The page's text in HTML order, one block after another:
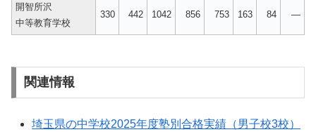
開智所沢
中等教育学校
330 442 1042 856 753 163 84 —
関連情報
埼玉県の中学校2025年度塾別合格実績（男子校3校）